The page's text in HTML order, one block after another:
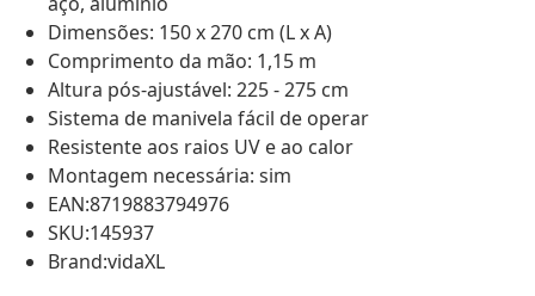
Dimensões: 150 x 270 cm (L x A)
Comprimento da mão: 1,15 m
Altura pós-ajustável: 225 - 275 cm
Sistema de manivela fácil de operar
Resistente aos raios UV e ao calor
Montagem necessária: sim
EAN:8719883794976
SKU:145937
Brand:vidaXL